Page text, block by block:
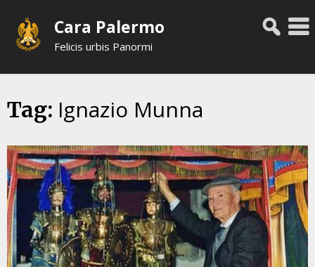
content
Cara Palermo
Felicis urbis Panormi
Tag: Ignazio Munna